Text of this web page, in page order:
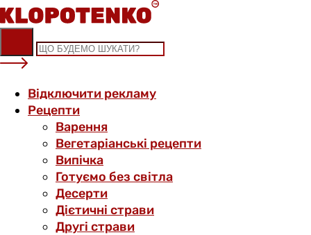
Skip
to
content
Відключити рекламу
Рецепти
Варення
Вегетаріанські рецепти
Випічка
Готуємо без світла
Десерти
Дієтичні страви
Другі страви